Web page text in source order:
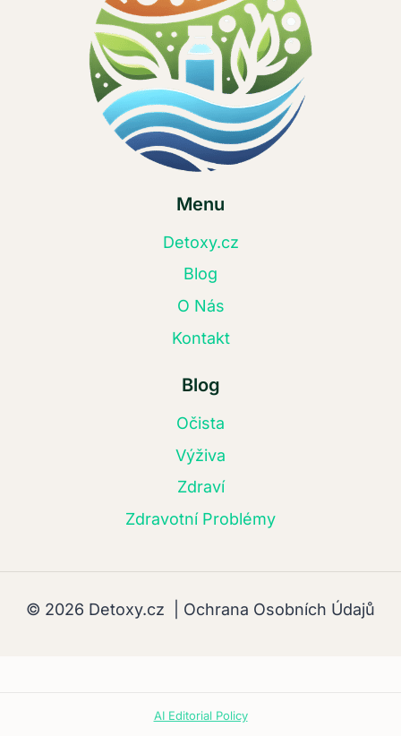
Menu
Detoxy.cz
Blog
O Nás
Kontakt
Blog
Očista
Výživa
Zdraví
Zdravotní Problémy
© 2026 Detoxy.cz | Ochrana Osobních Údajů
AI Editorial Policy